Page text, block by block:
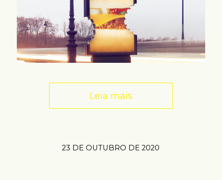
Leia mais
23 DE OUTUBRO DE 2020